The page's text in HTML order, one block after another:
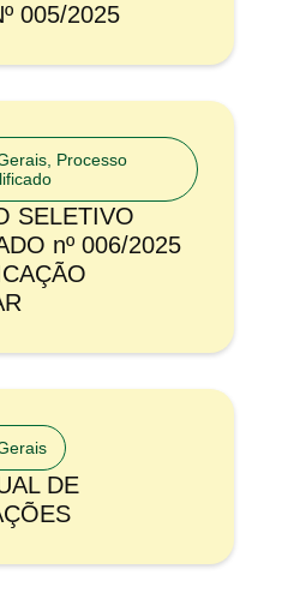
005/2025
Processo
SELETIVO
nº 006/2025
DE